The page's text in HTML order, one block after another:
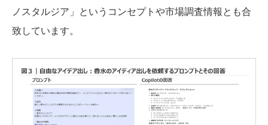
ノスタルジア」というコンセプトや市場調査情報とも合
致しています。